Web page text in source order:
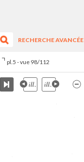
RECHERCHE AVANCÉE
pl.5 - vue 98/112